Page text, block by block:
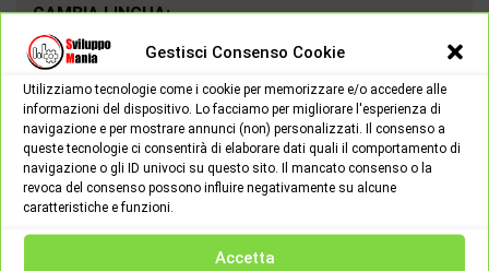
Gestisci Consenso Cookie
Utilizziamo tecnologie come i cookie per memorizzare e/o accedere alle
informazioni del dispositivo. Lo facciamo per migliorare l'esperienza di
navigazione e per mostrare annunci (non) personalizzati. Il consenso a
queste tecnologie ci consentirà di elaborare dati quali il comportamento di
navigazione o gli ID univoci su questo sito. Il mancato consenso o la
revoca del consenso possono influire negativamente su alcune
caratteristiche e funzioni.
Accetta
CAMBIA LINGUA: